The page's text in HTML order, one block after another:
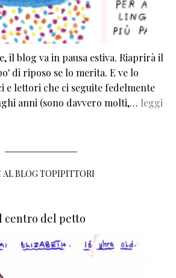
il blog va in pausa estiva. Riaprirà il
di riposo se lo merita. E ve lo
e lettori che ci seguite fedelmente
anni (sono davvero molti,… leggi
AL BLOG TOPIPITTORI
centro del petto